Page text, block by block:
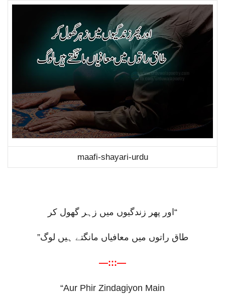
maafi-shayari-urdu
“اور پھر زندگیوں میں زہر گھول کر
طاق راتوں میں معافیاں مانگتے ہیں لوگ”
—:::—
“Aur Phir Zindagiyon Main